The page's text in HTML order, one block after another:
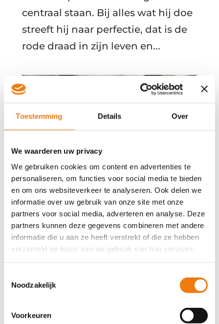
Toestemming Details Over
We waarderen uw privacy
We gebruiken cookies om content en advertenties te
personaliseren, om functies voor social media te bieden
en om ons websiteverkeer te analyseren. Ook delen we
informatie over uw gebruik van onze site met onze
partners voor social media, adverteren en analyse. Deze
partners kunnen deze gegevens combineren met andere
informatie die u aan ze heeft verstrekt of die ze hebben
verzameld op basis van uw gebruik van hun services.
Noodzakelijk
Voorkeuren
centraal staan. Bij alles wat hij doe
streeft hij naar perfectie, dat is de
rode draad in zijn leven en...
Dag van Marcel, Primatch Partner
door admin|jan 10, 2023|Dag van - Partner
DE DAG VAN MARCEL Marcel is
Noordoost-Brabant. Met ruim 24
jaar ervaring met recruitment, HR,